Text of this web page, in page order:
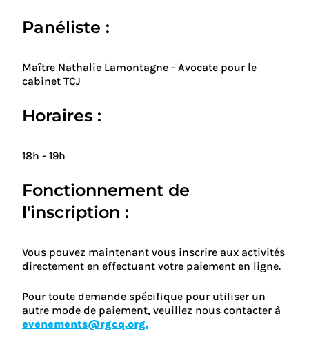
Panéliste :
Maître Nathalie Lamontagne - Avocate pour le
cabinet TCJ
Horaires :
18h - 19h
Fonctionnement de
l'inscription :
Vous pouvez maintenant vous inscrire aux activités
directement en effectuant votre paiement en ligne.
Pour toute demande spécifique pour utiliser un
autre mode de paiement, veuillez nous contacter à
evenements@rgcq.org.